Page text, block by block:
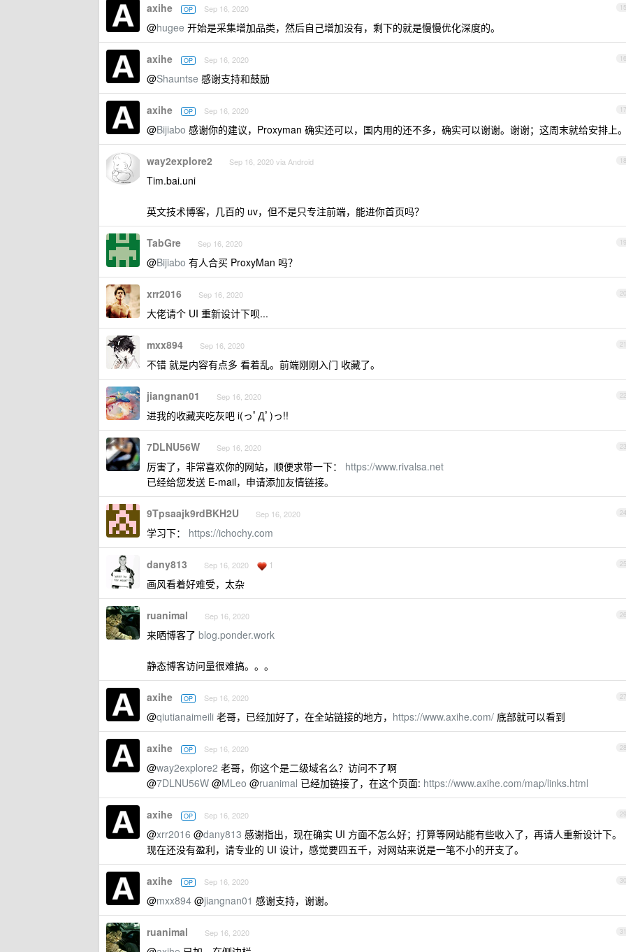
15
axihe OP Sep 16, 2020
@hugee 开始是采集增加品类，然后自己增加没有，剩下的就是慢慢优化深度的。
16
axihe OP Sep 16, 2020
@Shauntse 感谢支持和鼓励
17
axihe OP Sep 16, 2020
@Bijiabo 感谢你的建议，Proxyman 确实还可以，国内用的还不多，确实可以谢谢。谢谢；这周末就给安排上。
18
way2explore2 Sep 16, 2020 via Android
Tim.bai.uni
英文技术博客，几百的 uv，但不是只专注前端，能进你首页吗？
19
TabGre Sep 16, 2020
@Bijiabo 有人合买 ProxyMan 吗？
20
xrr2016 Sep 16, 2020
大佬请个 UI 重新设计下呗...
21
mxx894 Sep 16, 2020
不错 就是内容有点多 看着乱。前端刚刚入门 收藏了。
22
jiangnan01 Sep 16, 2020
进我的收藏夹吃灰吧 i(っﾟДﾟ)っ!!
23
7DLNU56W Sep 16, 2020
厉害了，非常喜欢你的网站，顺便求带一下： https://www.rivalsa.net
已经给您发送 E-mail，申请添加友情链接。
24
9Tpsaajk9rdBKH2U Sep 16, 2020
学习下： https://ichochy.com
25
dany813 Sep 16, 2020 1
画风看着好难受，太杂
26
ruanimal Sep 16, 2020
来晒博客了 blog.ponder.work
静态博客访问量很难搞。。。
27
axihe OP Sep 16, 2020
@qiutianaimeili 老哥，已经加好了，在全站链接的地方， https://www.axihe.com/ 底部就可以看到
28
axihe OP Sep 16, 2020
@way2explore2 老哥，你这个是二级域名么？访问不了啊
@7DLNU56W @MLeo @ruanimal 已经加链接了，在这个页面: https://www.axihe.com/map/links.html
29
axihe OP Sep 16, 2020
@xrr2016 @dany813 感谢指出，现在确实 UI 方面不怎么好；打算等网站能有些收入了，再请人重新设计下。
现在还没有盈利，请专业的 UI 设计，感觉要四五千，对网站来说是一笔不小的开支了。
30
axihe OP Sep 16, 2020
@mxx894 @jiangnan01 感谢支持，谢谢。
31
ruanimal Sep 16, 2020